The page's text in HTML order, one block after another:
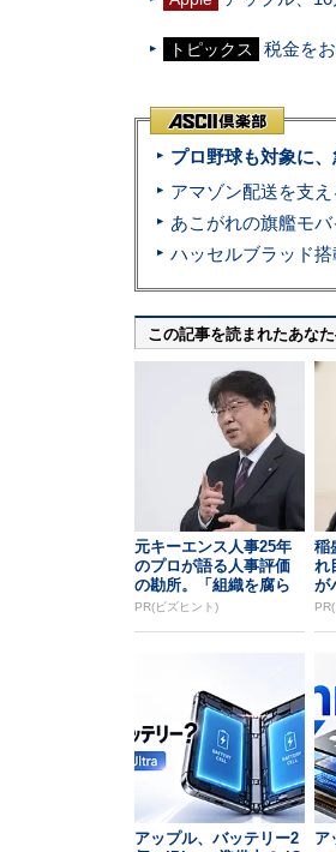
トピックス 税金を
プロ野球も対象に
この記事を読まれたあな
元キーエンス人事25年
のプロが語る人事評価
の勘所。「組織を腐ら
せるNG評価」とは...
PR(ビズヒント)
稲
れ
が
背
アップル、バッテリー2
ア